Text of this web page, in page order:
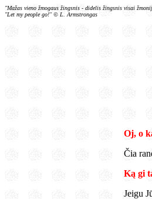
"Mažas vieno žmogaus žingsnis - didelis žingsnis visai
"Let my people go!" © L. Armstrongas
Oj, o
Čia
Ką gi
Jeigu